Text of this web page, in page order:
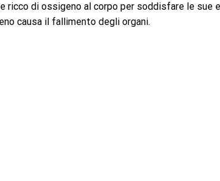
ricco di ossigeno al corpo per soddisfare le sue
causa il fallimento degli organi.